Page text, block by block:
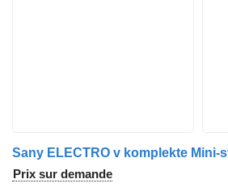
Sany ELECTRO v komplekte Mini-
Prix sur demande